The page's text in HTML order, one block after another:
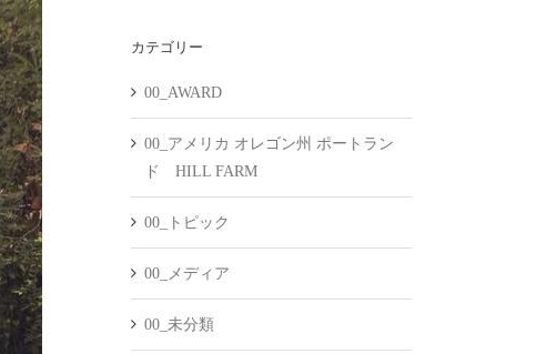
イ
カテゴリー
00_AWARD
00_アメリカ オレゴン州 ポートラン
ド HILL FARM
00_トピック
00_メディア
00_未分類